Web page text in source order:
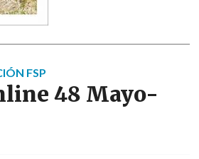
FSP
48 Mayo-